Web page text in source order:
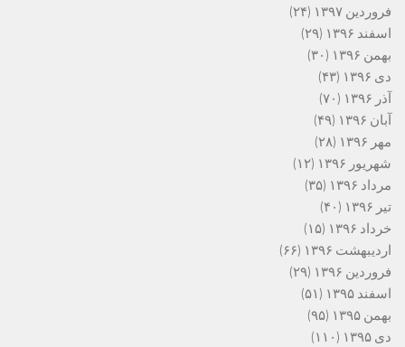
فروردین ۱۳۹۷
(۲۴)
اسفند ۱۳۹۶
(۲۹)
بهمن ۱۳۹۶
(۳۰)
دی ۱۳۹۶
(۴۳)
آذر ۱۳۹۶
(۷۰)
آبان ۱۳۹۶
(۴۹)
مهر ۱۳۹۶
(۲۸)
شهریور ۱۳۹۶
(۱۲)
مرداد ۱۳۹۶
(۳۵)
تیر ۱۳۹۶
(۴۰)
خرداد ۱۳۹۶
(۱۵)
اردیبهشت ۱۳۹۶
(۶۶)
فروردین ۱۳۹۶
(۲۹)
اسفند ۱۳۹۵
(۵۱)
بهمن ۱۳۹۵
(۹۵)
دی ۱۳۹۵
(۱۱۰)